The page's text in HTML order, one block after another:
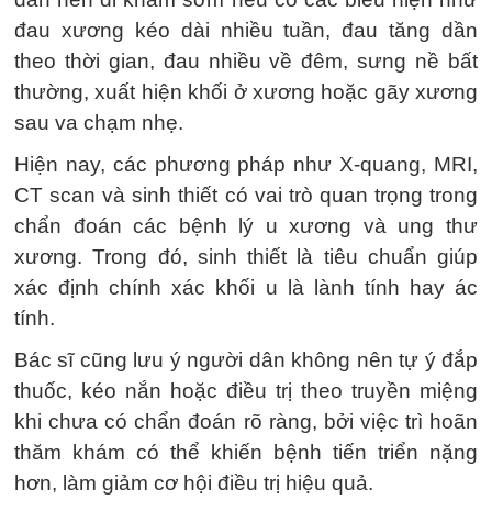
đau xương kéo dài nhiều tuần, đau tăng dần
theo thời gian, đau nhiều về đêm, sưng nề bất
thường, xuất hiện khối ở xương hoặc gãy xương
sau va chạm nhẹ.
Hiện nay, các phương pháp như X-quang, MRI,
CT scan và sinh thiết có vai trò quan trọng trong
chẩn đoán các bệnh lý u xương và ung thư
xương. Trong đó, sinh thiết là tiêu chuẩn giúp
xác định chính xác khối u là lành tính hay ác
tính.
Bác sĩ cũng lưu ý người dân không nên tự ý đắp
thuốc, kéo nắn hoặc điều trị theo truyền miệng
khi chưa có chẩn đoán rõ ràng, bởi việc trì hoãn
thăm khám có thể khiến bệnh tiến triển nặng
hơn, làm giảm cơ hội điều trị hiệu quả.